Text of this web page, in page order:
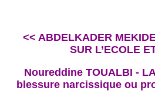
<< ABDELKADER
SUR L’ECOLE
Noureddine TOUALBI -
blessure narcissique ou